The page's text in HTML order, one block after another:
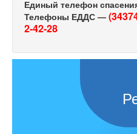
Единый телефон
Телефоны ЕДДС —
2-42-28